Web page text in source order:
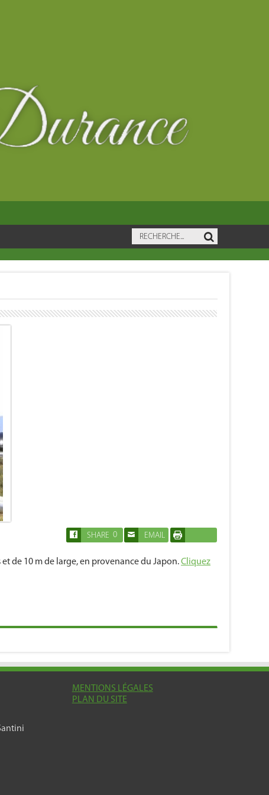
SHARE 0 EMAIL
de 10 m de large, en provenance du Japon.Cliquez
MENTIONS LÉGALES
PLAN DU SITE